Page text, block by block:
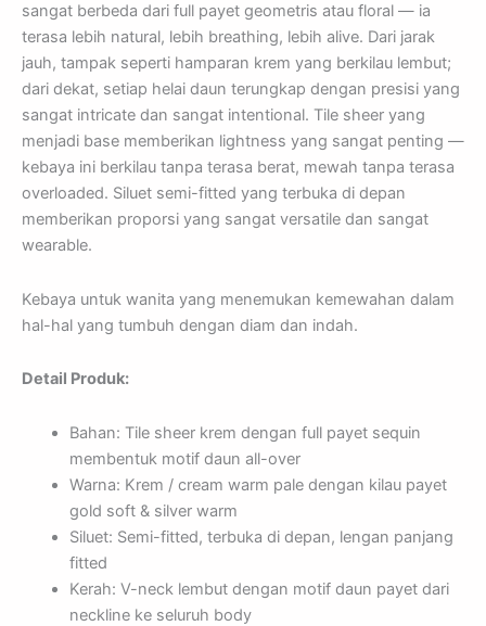
sangat berbeda dari full payet geometris atau floral — ia
terasa lebih natural, lebih breathing, lebih alive. Dari jarak
jauh, tampak seperti hamparan krem yang berkilau lembut;
dari dekat, setiap helai daun terungkap dengan presisi yang
sangat intricate dan sangat intentional. Tile sheer yang
menjadi base memberikan lightness yang sangat penting —
kebaya ini berkilau tanpa terasa berat, mewah tanpa terasa
overloaded. Siluet semi-fitted yang terbuka di depan
memberikan proporsi yang sangat versatile dan sangat
wearable.
Kebaya untuk wanita yang menemukan kemewahan dalam
hal-hal yang tumbuh dengan diam dan indah.
Detail Produk:
Bahan: Tile sheer krem dengan full payet sequin
membentuk motif daun all-over
Warna: Krem / cream warm pale dengan kilau payet
gold soft & silver warm
Siluet: Semi-fitted, terbuka di depan, lengan panjang
fitted
Kerah: V-neck lembut dengan motif daun payet dari
neckline ke seluruh body